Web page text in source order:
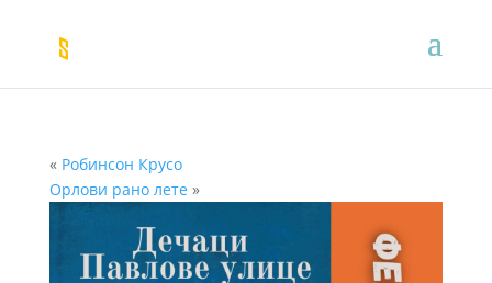
« Робинсон Крусо
Орлови рано лете »